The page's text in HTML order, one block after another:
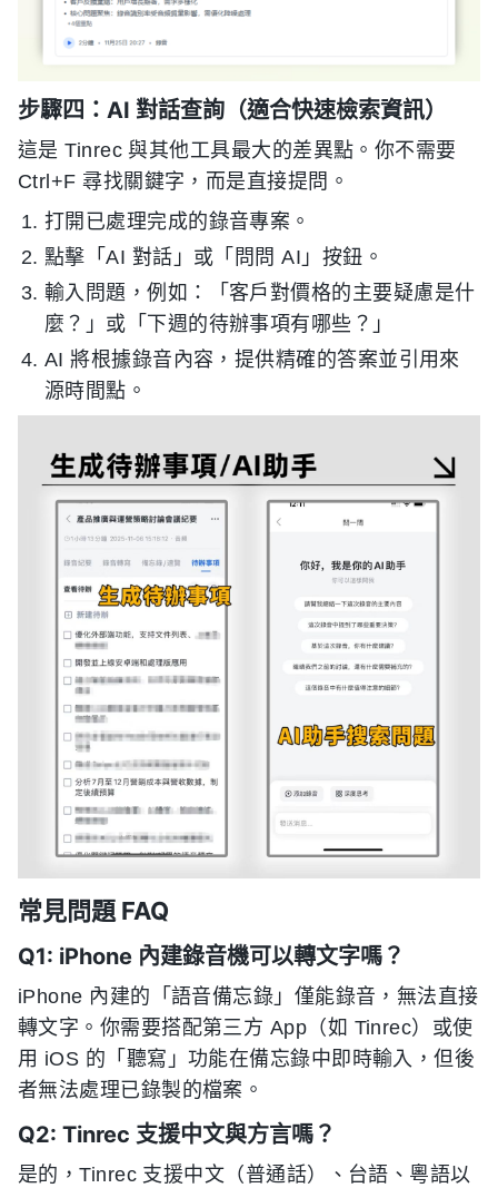
步驟四：AI 對話查詢（適合快速檢索資訊）
這是 Tinrec 與其他工具最大的差異點。你不需要
Ctrl+F 尋找關鍵字，而是直接提問。
打開已處理完成的錄音專案。
點擊「AI 對話」或「問問 AI」按鈕。
輸入問題，例如：「客戶對價格的主要疑慮是什
麼？」或「下週的待辦事項有哪些？」
AI 將根據錄音內容，提供精確的答案並引用來
源時間點。
常見問題 FAQ
Q1: iPhone 內建錄音機可以轉文字嗎？
iPhone 內建的「語音備忘錄」僅能錄音，無法直接
轉文字。你需要搭配第三方 App（如 Tinrec）或使
用 iOS 的「聽寫」功能在備忘錄中即時輸入，但後
者無法處理已錄製的檔案。
Q2: Tinrec 支援中文與方言嗎？
是的，Tinrec 支援中文（普通話）、台語、粵語以